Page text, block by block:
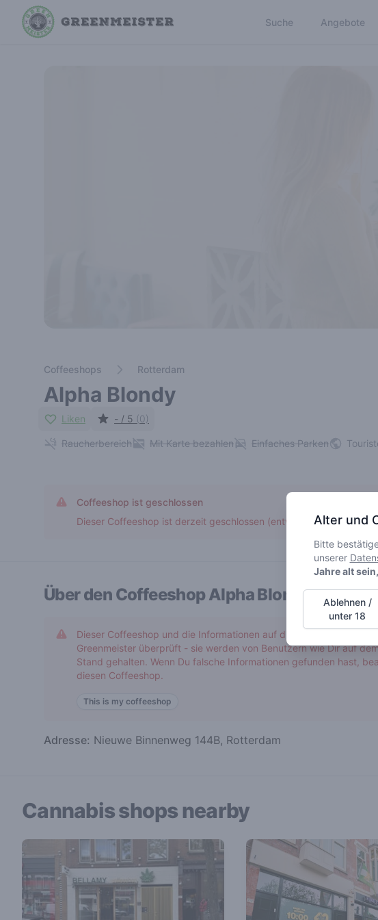
Suche Angebote
Coffeeshops Rotterdam
Alpha Blondy
Liken - / 5 (0)
Raucherbereich Mit Karte bezahlen Einfaches Parken
Coffeeshop ist geschlossen
Dieser Coffeeshop ist derzeit geschlossen (entweder dauerhaft
Über den CoffeeshopAlpha Blondy
Dieser Coffeeshop und die Informationen auf dieser Seite wurden
Greenmeister überprüft - sie werden von Benutzern wie Dir auf
Stand gehalten. Wenn Du falsche Informationen gefunden hast,
diesen Coffeeshop.
This is my coffeeshop
Adresse: Nieuwe Binnenweg 144B, Rotterdam
Cannabis shops nearby
Alter und
Bitte
unserer
Jahre alt
Ablehnen /
unter 18